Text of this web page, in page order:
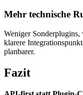
Mehr technische
Weniger
klarere
planbarer.
Fazit